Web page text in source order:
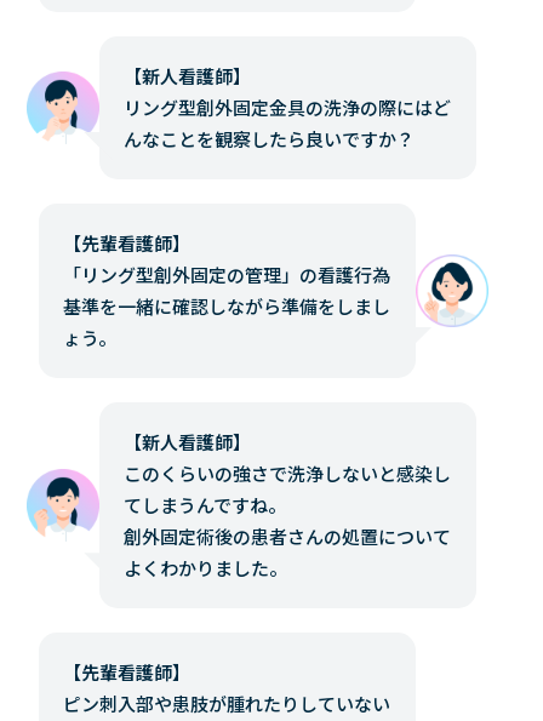
【新人看護師】
リング型創外固定金具の洗浄の際にはど
んなことを観察したら良いですか？
【先輩看護師】
「リング型創外固定の管理」の看護行為
基準を一緒に確認しながら準備をしまし
ょう。
【新人看護師】
このくらいの強さで洗浄しないと感染し
てしまうんですね。
創外固定術後の患者さんの処置について
よくわかりました。
【先輩看護師】
ピン刺入部や患肢が腫れたりしていない